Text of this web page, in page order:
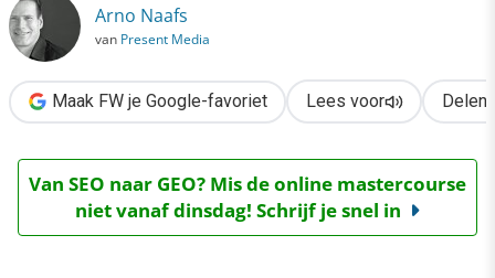
Arno Naafs
van Present Media
Maak FW je Google-favoriet Lees voor Delen
Van SEO naar GEO? Mis de online mastercourse
niet vanaf dinsdag! Schrijf je snel in